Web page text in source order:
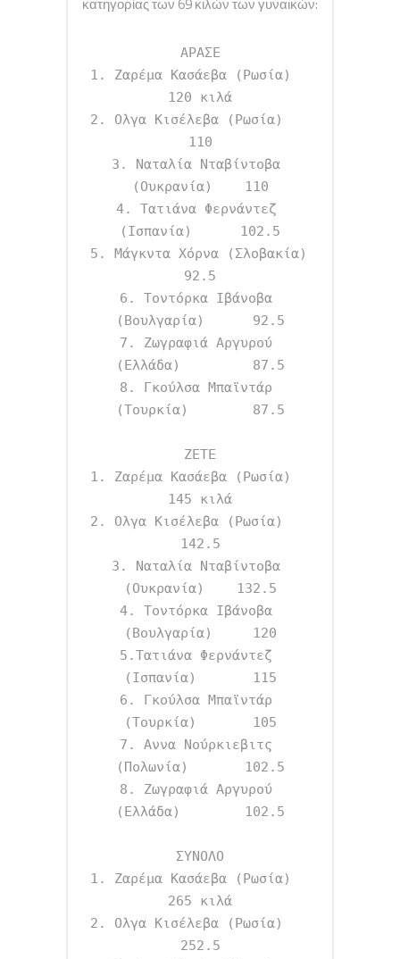
ΑΡΑΣΕ
1. Ζαρέμα Κασάεβα (Ρωσία)
120 κιλά
2. Ολγα Κισέλεβα (Ρωσία)
110
3. Ναταλία Νταβίντοβα
(Ουκρανία)    110
4. Τατιάνα Φερνάντεζ
(Ισπανία)      102.5
5. Μάγκντα Χόρνα (Σλοβακία)
92.5
6. Τοντόρκα Ιβάνοβα
(Βουλγαρία)      92.5
7. Ζωγραφιά Αργυρού
(Ελλάδα)         87.5
8. Γκούλσα Μπαϊντάρ
(Τουρκία)        87.5
ΖΕΤΕ
1. Ζαρέμα Κασάεβα (Ρωσία)
145 κιλά
2. Ολγα Κισέλεβα (Ρωσία)
142.5
3. Ναταλία Νταβίντοβα
(Ουκρανία)    132.5
4. Τοντόρκα Ιβάνοβα
(Βουλγαρία)     120
5.Τατιάνα Φερνάντεζ
(Ισπανία)       115
6. Γκούλσα Μπαϊντάρ
(Τουρκία)       105
7. Αννα Νούρκιεβιτς
(Πολωνία)       102.5
8. Ζωγραφιά Αργυρού
(Ελλάδα)        102.5
ΣΥΝΟΛΟ
1. Ζαρέμα Κασάεβα (Ρωσία)
265 κιλά
2. Ολγα Κισέλεβα (Ρωσία)
252.5